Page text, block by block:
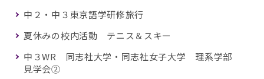
中２・中３東京語学研修旅行
夏休みの校内活動 テニス＆スキー
中３WR 同志社大学・同志社女子大学 理系学部
見学会②